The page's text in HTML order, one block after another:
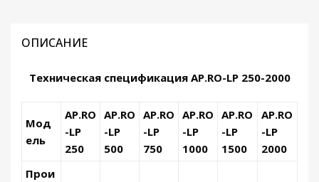
ОПИСАНИЕ
Техническая спецификация AP.RO-LP 250-2000
Мод
ель
AP.RO
-LP
250
AP.RO
-LP
500
AP.RO
-LP
750
AP.RO
-LP
1000
AP.RO
-LP
1500
AP.RO
-LP
2000
Прои